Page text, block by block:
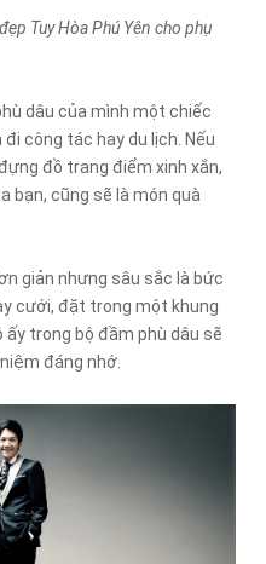
Tuy Hòa Phú Yên cho phụ
dâu của mình một chiếc
công tác hay du lịch. Nếu
đồ trang điểm xinh xắn,
bạn, cũng sẽ là món quà
giản nhưng sâu sắc là bức
cưới, đặt trong một khung
ấy trong bộ đầm phù dâu sẽ
đáng nhớ.